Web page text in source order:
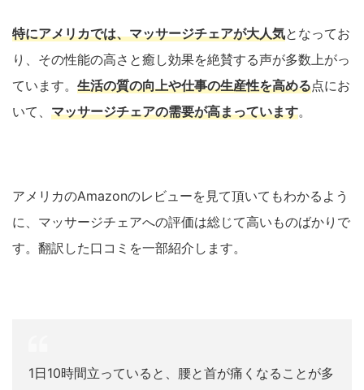
特にアメリカでは、マッサージチェアが大人気となってお
り、その性能の高さと癒し効果を絶賛する声が多数上がっ
ています。 生活の質の向上や仕事の生産性を高める点にお
いて、 マッサージチェアの需要が高まっています。
アメリカのAmazonのレビューを見て頂いてもわかるよう
に、マッサージチェアへの評価は総じて高いものばかりで
す。翻訳した口コミを一部紹介します。
1日10時間立っていると、腰と首が痛くなることが多